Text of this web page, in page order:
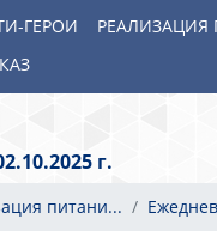
ГЕРОИ
г.
питани...